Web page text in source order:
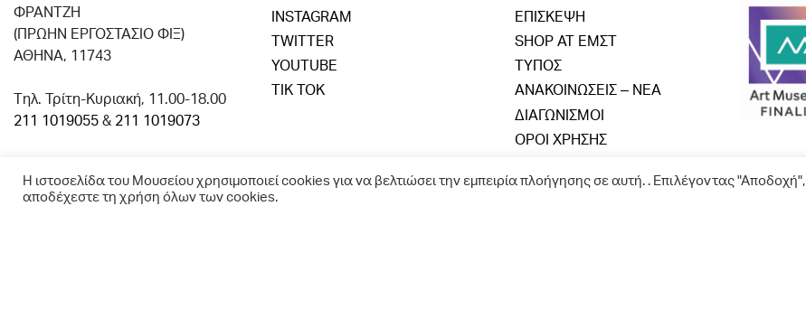
ΦΡΑΝΤΖΗ
(ΠΡΩΗΝ ΕΡΓΟΣΤΑΣΙΟ ΦΙΞ)
ΑΘΗΝΑ, 11743
Tηλ. Τρίτη-Κυριακή, 11.00-18.00
211 1019055& 211 1019073
INSTAGRAM
TWITTER
YOUTUBE
TIK TOK
ΕΠΙΣΚΕΨΗ
SHOP AT ΕΜΣΤ
ΤΥΠΟΣ
ΑΝΑΚΟΙΝΩΣΕΙΣ – ΝΕΑ
ΔΙΑΓΩΝΙΣΜΟΙ
ΟΡΟΙ ΧΡΗΣΗΣ
Η ιστοσελίδα του Μουσείου χρησιμοποιεί cookies για να βελτιώσει την εμπειρία πλοήγησης σε αυτή. . Επιλέγοντας "Αποδοχή",
αποδέχεστε τη χρήση όλων των cookies.